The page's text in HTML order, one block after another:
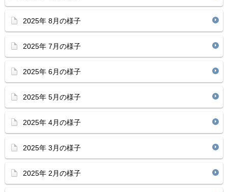
2025年 8月の様子
2025年 7月の様子
2025年 6月の様子
2025年 5月の様子
2025年 4月の様子
2025年 3月の様子
2025年 2月の様子